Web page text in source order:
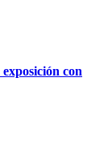
exposición con